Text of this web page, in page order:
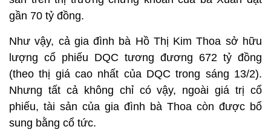
gần 70 tỷ đồng.
Như vậy, cả gia đình bà Hồ Thị Kim Thoa sở hữu
lượng cổ phiếu DQC tương đương 672 tỷ đồng
(theo thị giá cao nhất của DQC trong sáng 13/2).
Nhưng tất cả không chỉ có vậy, ngoài giá trị cổ
phiếu, tài sản của gia đình bà Thoa còn được bổ
sung bằng cổ tức.